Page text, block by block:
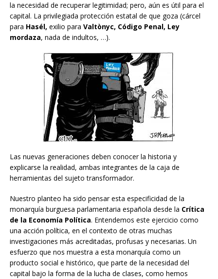
la necesidad de recuperar legitimidad; pero, aún es útil para el
capital. La privilegiada protección estatal de que goza (cárcel
para Hasél, exilio para Valtònyc, Código Penal, Ley
mordaza, nada de indultos, …).
Las nuevas generaciones deben conocer la historia y
explicarse la realidad, ambas integrantes de la caja de
herramientas del sujeto transformador.
Nuestro planteo ha sido pensar esta especificidad de la
monarquía burguesa parlamentaria española desde la Crítica
de la Economía Política. Entendemos este ejercicio como
una acción política, en el contexto de otras muchas
investigaciones más acreditadas, profusas y necesarias. Un
esfuerzo que nos muestra a esta monarquía como un
producto social e histórico, que parte de la necesidad del
capital bajo la forma de la lucha de clases, como hemos